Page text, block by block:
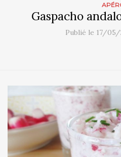
Gaspacho
Publié le 17/05/